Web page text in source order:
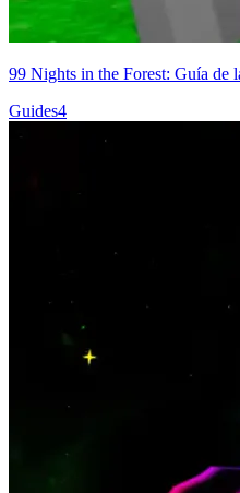
99 Nights in the Forest: Guía de
Guides4